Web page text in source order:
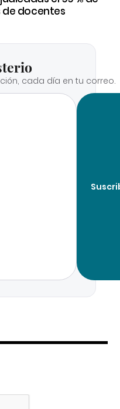
de docentes
cada día en tu correo.